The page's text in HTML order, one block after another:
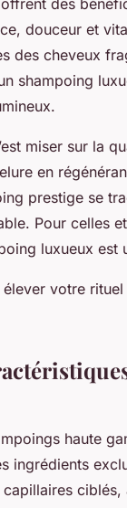
douceur et
des cheveux
shampoing
miser sur la
en
prestige se
Pour celles
luxueux
votre
haute
ingrédients